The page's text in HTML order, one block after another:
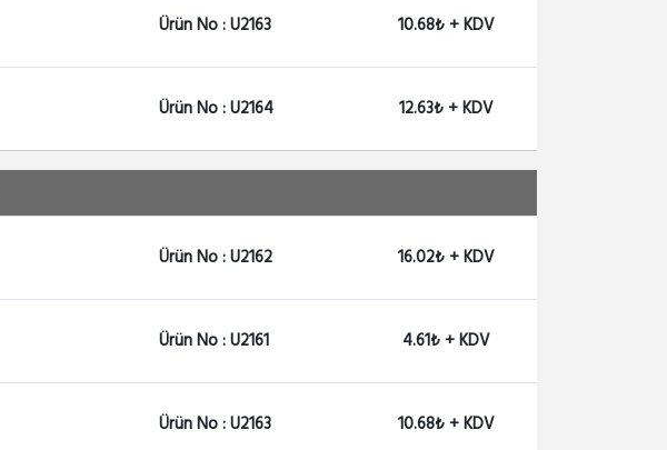
Ürün No : U2163 10.68₺ + KDV
Ürün No : U2164 12.63₺ + KDV
Ürün No : U2162 16.02₺ + KDV
Ürün No : U2161 4.61₺ + KDV
Ürün No : U2163 10.68₺ + KDV